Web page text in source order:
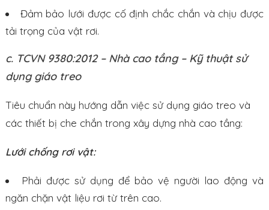
Đảm bảo lưới được cố định chắc chắn và chịu được
tải trọng của vật rơi.
c. TCVN 9380:2012 – Nhà cao tầng – Kỹ thuật sử
dụng giáo treo
Tiêu chuẩn này hướng dẫn việc sử dụng giáo treo và
các thiết bị che chắn trong xây dựng nhà cao tầng:
Lưới chống rơi vật:
Phải được sử dụng để bảo vệ người lao động và
ngăn chặn vật liệu rơi từ trên cao.